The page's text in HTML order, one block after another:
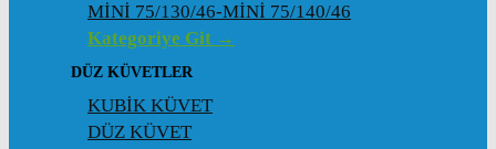
MİNİ 75/130/46-MİNİ 75/140/46
Kategoriye Git →
DÜZ KÜVETLER
KUBİK KÜVET
DÜZ KÜVET